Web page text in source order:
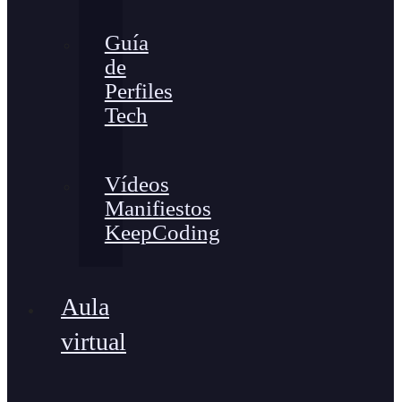
Guía
de
Perfiles
Tech
Vídeos
Manifiestos
KeepCoding
Aula
virtual